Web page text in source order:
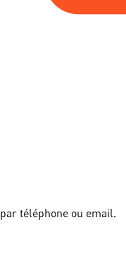
téléphone ou email.